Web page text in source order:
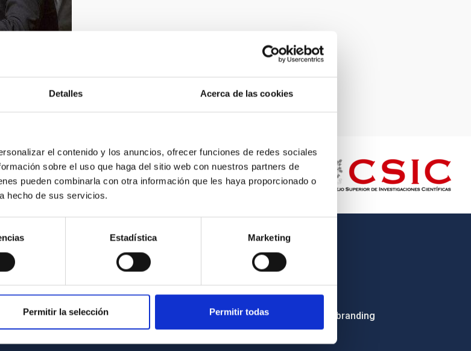
Detalles Acerca de las cookies
el contenido y los anuncios, ofrecer funciones de redes sociales
sobre el uso que haga del sitio web con nuestros partners de
pueden combinarla con otra información que les haya proporcionado o
hecho de sus servicios.
Estadística Marketing
Permitir la selección Permitir todas
policy
Privacy policy
Legal notice
Employment
Tenders
Institutional branding